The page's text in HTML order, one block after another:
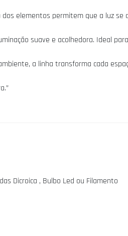
dos elementos permitem que a luz se
suave e acolhedora. Ideal
a linha transforma cada
Dicroica , Bulbo Led ou Filamento